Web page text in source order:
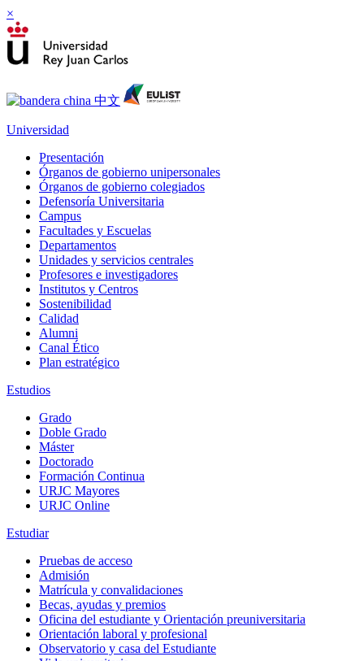
×
Universidad
Presentación
Órganos de gobierno unipersonales
Órganos de gobierno colegiados
Defensoría Universitaria
Campus
Facultades y Escuelas
Departamentos
Unidades y servicios centrales
Profesores e investigadores
Institutos y Centros
Sostenibilidad
Calidad
Alumni
Canal Ético
Plan estratégico
Estudios
Grado
Doble Grado
Máster
Doctorado
Formación Continua
URJC Mayores
URJC Online
Estudiar
Pruebas de acceso
Admisión
Matrícula y convalidaciones
Becas, ayudas y premios
Oficina del estudiante y Orientación preuniversitaria
Orientación laboral y profesional
Observatorio y casa del Estudiante